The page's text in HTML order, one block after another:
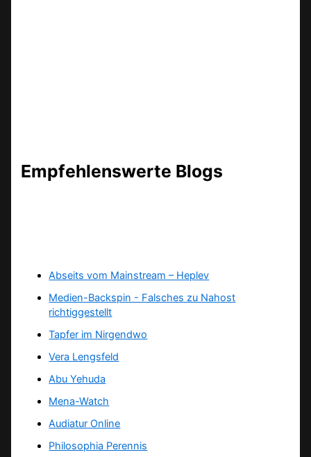
Empfehlenswerte Blogs
Abseits vom Mainstream – Heplev
Medien-Backspin - Falsches zu Nahost
richtiggestellt
Tapfer im Nirgendwo
Vera Lengsfeld
Abu Yehuda
Mena-Watch
Audiatur Online
Philosophia Perennis